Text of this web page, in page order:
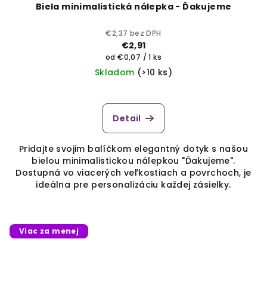
Biela minimalistická nálepka - Ďakujeme
€2,37 bez DPH
€2,91
Jednotková
cena:
od €0,07 / 1 ks
Skladom (>10 ks)
Detail
Pridajte svojim balíčkom elegantný dotyk s našou
bielou minimalistickou nálepkou "Ďakujeme".
Dostupná vo viacerých veľkostiach a povrchoch, je
ideálna pre personalizáciu každej zásielky.
Viac za menej